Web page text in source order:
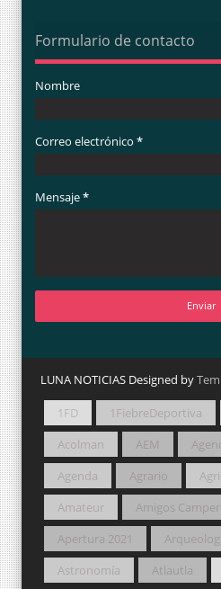
Formulario de contacto
Nombre
Correo electrónico *
Mensaje*
LUNA NOTICIAS Designed by
1FD 1FiebreDeportiva
Acolman
AEM
Agenda
Agrario
Amateur
Amigos
Apertura 2021
Astronomía
Atlautla